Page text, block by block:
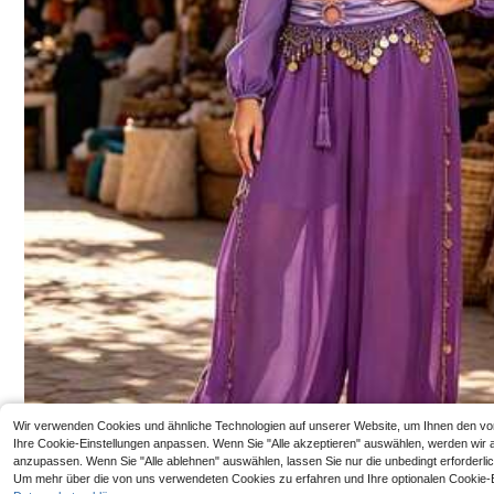
861 Follower
hlitz und Taillenkette, orientalisches Tanzkostüm, geei
gnet für glänzende Damenoutfits, Tanzkostüme, Festiv
als, Partys, Nachtclubs, Strandkleidung, böhmischer Vi
ntage-Stil
,10€
r Fächer aus
ter, fließende
Werkzeuge für
Wir verwenden Cookies und ähnliche Technologien auf unserer Website, um Ihnen den
Ihre Cookie-Einstellungen anpassen. Wenn Sie "Alle akzeptieren" auswählen, werden
anzupassen. Wenn Sie "Alle ablehnen" auswählen, lassen Sie nur die unbedingt
Um mehr über die von uns verwendeten Cookies zu erfahren und Ihre optionalen